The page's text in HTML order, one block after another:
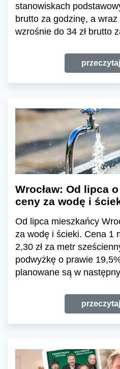
stanowiskach
brutto za godzinę, a
wzrośnie do 34 zł brutto
Wrocław: Od lipca
ceny za wodę i
Od lipca mieszkańcy
za wodę i ścieki. Cena 1
2,30 zł za metr
podwyżkę o prawie
planowane są w